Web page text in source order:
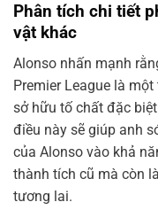
Phân tích chi tiết
vật khác
Alonso nhấn mạnh
Premier League là
sở hữu tố chất đặc
điều này sẽ giúp anh
của Alonso vào khả
thành tích cũ mà còn
tương lai.